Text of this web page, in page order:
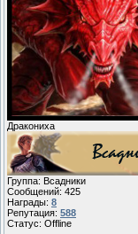
Дракониха
Группа: Всадники
Сообщений: 425
Награды: 8
Репутация: 588
Статус: Offline